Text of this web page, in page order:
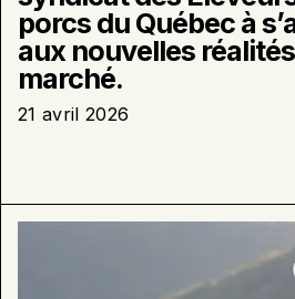
porcs du Québec à
aux nouvelles
marché.
21 avril 2026